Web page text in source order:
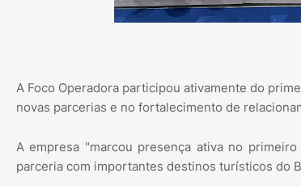
A Foco Operadora participou ativamente do
novas parcerias e no fortalecimento de
A empresa "marcou presença ativa no
parceria com importantes destinos turísticos do